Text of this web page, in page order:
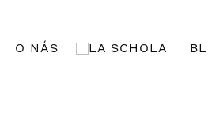
O NÁS